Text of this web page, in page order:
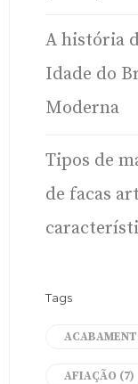
A história
Idade do
Moderna
Tipos de
de facas
Tags
AFIAÇÃO (7)